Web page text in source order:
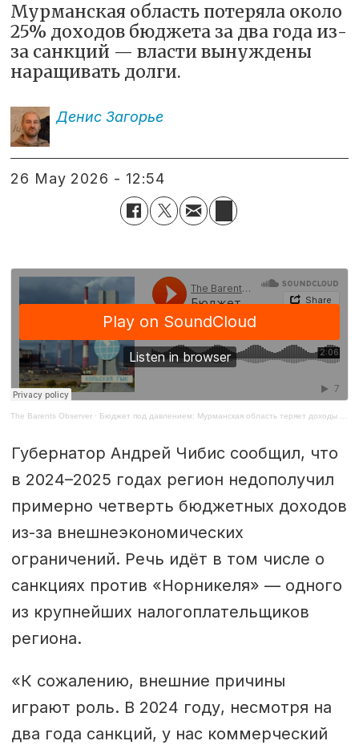
Мурманская область потеряла около
25% доходов бюджета за два года из-
за санкций — власти вынуждены
наращивать долги.
Денис Загорье
26 May 2026 - 12:54
The Barents Observer · Бюджет под давлением: Мурманская область теряет доходы и наращивает заимствования
Губернатор Андрей Чибис сообщил, что
в 2024–2025 годах регион недополучил
примерно четверть бюджетных доходов
из-за внешнеэкономических
ограничений. Речь идёт в том числе о
санкциях против «Норникеля» — одного
из крупнейших налогоплательщиков
региона.
«К сожалению, внешние причины
играют роль. В 2024 году, несмотря на
два года санкций, у нас коммерческий